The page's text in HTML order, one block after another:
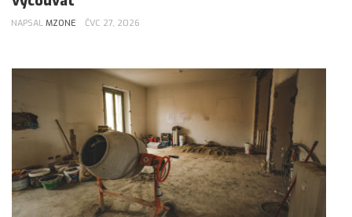
NAPSAL MZONE ČVC 27, 2026